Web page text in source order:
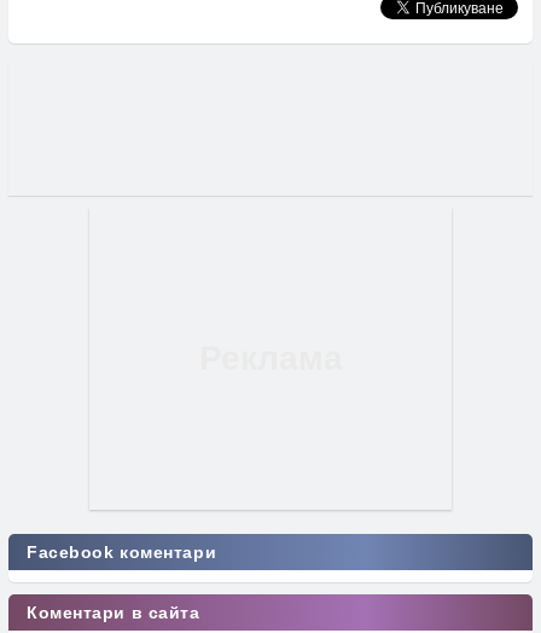
Facebook коментари
Коментари в сайта